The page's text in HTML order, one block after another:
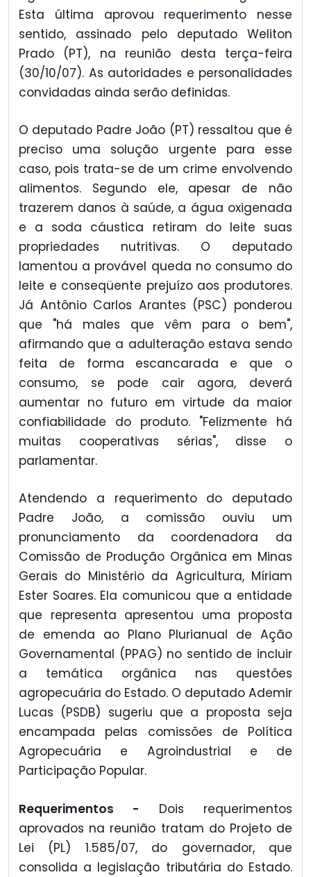
Esta última aprovou requerimento nesse
sentido, assinado pelo deputado Weliton
Prado (PT), na reunião desta terça-feira
(30/10/07). As autoridades e personalidades
convidadas ainda serão definidas.
O deputado Padre João (PT) ressaltou que é
preciso uma solução urgente para esse
caso, pois trata-se de um crime envolvendo
alimentos. Segundo ele, apesar de não
trazerem danos à saúde, a água oxigenada
e a soda cáustica retiram do leite suas
propriedades nutritivas. O deputado
lamentou a provável queda no consumo do
leite e conseqüente prejuízo aos produtores.
Já Antônio Carlos Arantes (PSC) ponderou
que "há males que vêm para o bem",
afirmando que a adulteração estava sendo
feita de forma escancarada e que o
consumo, se pode cair agora, deverá
aumentar no futuro em virtude da maior
confiabilidade do produto. "Felizmente há
muitas cooperativas sérias", disse o
parlamentar.
Atendendo a requerimento do deputado
Padre João, a comissão ouviu um
pronunciamento da coordenadora da
Comissão de Produção Orgânica em Minas
Gerais do Ministério da Agricultura, Míriam
Ester Soares. Ela comunicou que a entidade
que representa apresentou uma proposta
de emenda ao Plano Plurianual de Ação
Governamental (PPAG) no sentido de incluir
a temática orgânica nas questões
agropecuária do Estado. O deputado Ademir
Lucas (PSDB) sugeriu que a proposta seja
encampada pelas comissões de Política
Agropecuária e Agroindustrial e de
Participação Popular.
Requerimentos - Dois requerimentos
aprovados na reunião tratam do Projeto de
Lei (PL) 1.585/07, do governador, que
consolida a legislação tributária do Estado.